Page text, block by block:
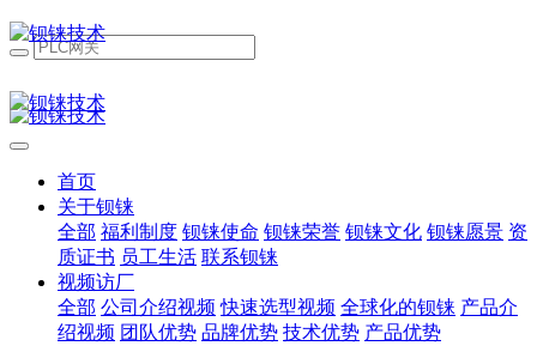
首页
关于钡铼
全部 福利制度 钡铼使命 钡铼荣誉 钡铼文化 钡铼愿景 资
质证书 员工生活 联系钡铼
视频访厂
全部 公司介绍视频 快速选型视频 全球化的钡铼 产品介
绍视频 团队优势 品牌优势 技术优势 产品优势